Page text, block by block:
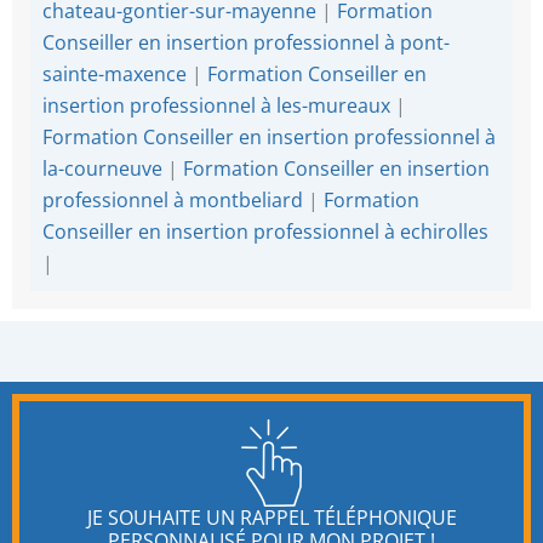
chateau-gontier-sur-mayenne | Formation
Conseiller en insertion professionnel à pont-
sainte-maxence | Formation Conseiller en
insertion professionnel à les-mureaux |
Formation Conseiller en insertion professionnel à
la-courneuve | Formation Conseiller en insertion
professionnel à montbeliard | Formation
Conseiller en insertion professionnel à echirolles
|
JE SOUHAITE UN RAPPEL TÉLÉPHONIQUE